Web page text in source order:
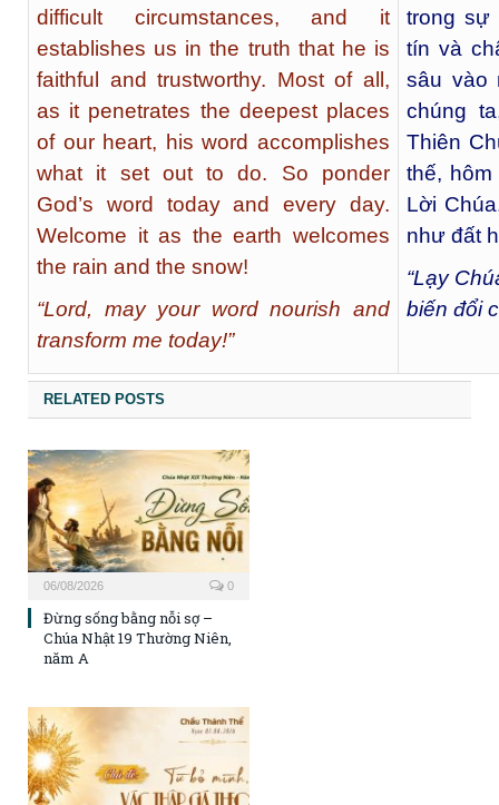
difficult circumstances, and it
establishes us in the truth that he is
faithful and trustworthy. Most of all,
as it penetrates the deepest places
of our heart, his word accomplishes
what it set out to do. So ponder
God’s word today and every day.
Welcome it as the earth welcomes
the rain and the snow!
“Lord, may your word nourish and
transform me today!”
trong sự
tín và
sâu vào
chúng
Thiên
thế,
Lời
như đất
“Lạy
biến đổi
RELATED POSTS
06/08/2026 0
Đừng sống bằng nỗi sợ –
Chúa Nhật 19 Thường Niên,
năm A